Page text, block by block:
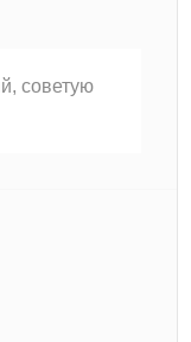
советую